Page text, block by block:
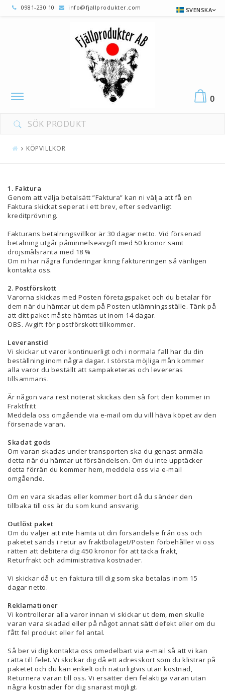
0981-230 10 info@fjallprodukter.com SVENSKA
0
Toggle
navigation
KÖPVILLKOR
1. Faktura
Genom att välja betalsätt ”Faktura” kan ni välja att få en
Faktura skickat seperat i ett brev, efter sedvanligt
kreditprövning.
Fakturans betalningsvillkor är 30 dagar netto. Vid försenad
betalning utgår påminnelseavgift med 50 kronor samt
dröjsmålsränta med 18 %
Om ni har några funderingar kring faktureringen så vänligen
kontakta oss.
2. Postförskott
Varorna skickas med Posten företagspaket och du betalar för
dem när du hämtar ut dem på Posten utlämningsställe. Tänk på
att ditt paket måste hämtas ut inom 14 dagar.
OBS. Avgift för postförskott tillkommer.
Leveranstid
Vi skickar ut varor kontinuerligt och i normala fall har du din
beställning inom några dagar. I största möjliga mån kommer
alla varor du beställt att sampaketeras och levereras
tillsammans.
Är någon vara rest noterat skickas den så fort den kommer in
Fraktfritt
Meddela oss omgående via e-mail om du vill häva köpet av den
försenade varan.
Skadat gods
Om varan skadas under transporten ska du genast anmäla
detta när du hämtar ut försändelsen. Om du inte upptäcker
detta förrän du kommer hem, meddela oss via e-mail
omgående.
Om en vara skadas eller kommer bort då du sänder den
tillbaka till oss är du som kund ansvarig.
Outlöst paket
Om du väljer att inte hämta ut din försändelse från oss och
paketet sänds i retur av fraktbolaget/Posten förbehåller vi oss
rätten att debitera dig 450 kronor för att täcka frakt,
Returfrakt och admimistrativa kostnader.
Vi skickar då ut en faktura till dig som ska betalas inom 15
dagar netto.
Reklamationer
Vi kontrollerar alla varor innan vi skickar ut dem, men skulle
varan vara skadad eller på något annat sätt defekt eller om du
fått fel produkt eller fel antal.
Så ber vi dig kontakta oss omedelbart via e-mail så att vi kan
rätta till felet. Vi skickar dig då ett adresskort som du klistrar på
paketet och du kan enkelt och naturligtvis utan kostnad,
Returnera varan till oss. Vi ersätter den felaktiga varan utan
några kostnader för dig snarast möjligt.